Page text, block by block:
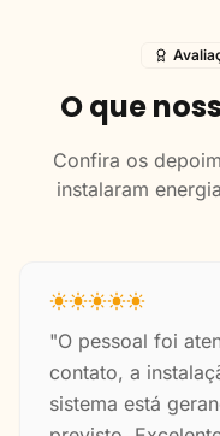
O que
Confira os
instalaram
"O pessoal foi
contato, a
sistema está